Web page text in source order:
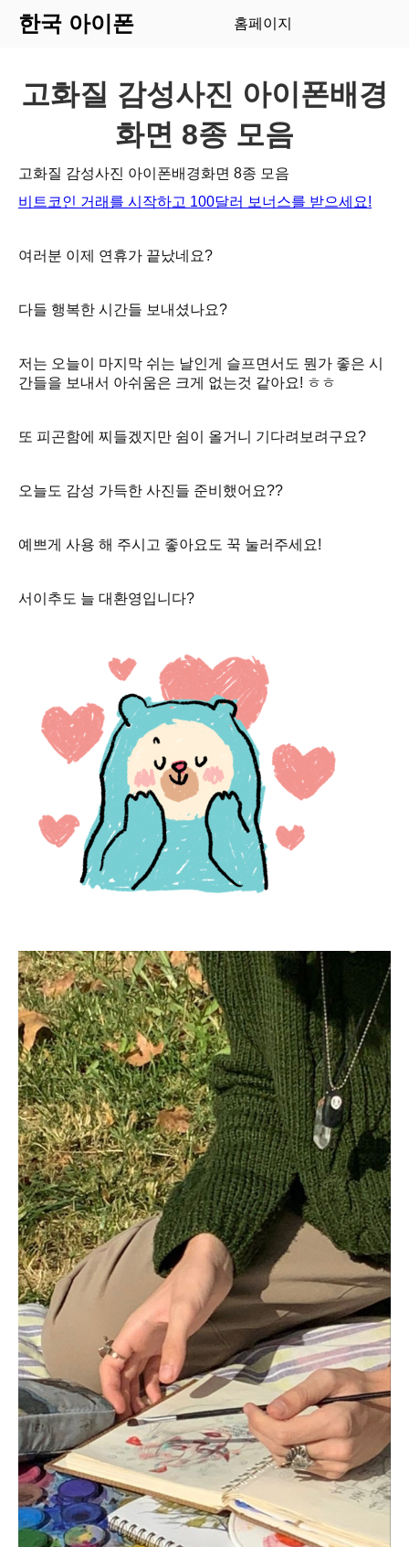
한국 아이폰 홈페이지
고화질 감성사진 아이폰배경
화면 8종 모음
고화질 감성사진 아이폰배경화면 8종 모음
비트코인 거래를 시작하고 100달러 보너스를 받으세요!
여러분 이제 연휴가 끝났네요?
다들 행복한 시간들 보내셨나요?
저는 오늘이 마지막 쉬는 날인게 슬프면서도 뭔가 좋은 시
간들을 보내서 아쉬움은 크게 없는것 같아요! ㅎㅎ
또 피곤함에 찌들겠지만 쉼이 올거니 기다려보려구요?
오늘도 감성 가득한 사진들 준비했어요??
예쁘게 사용 해 주시고 좋아요도 꾹 눌러주세요!
서이추도 늘 대환영입니다?